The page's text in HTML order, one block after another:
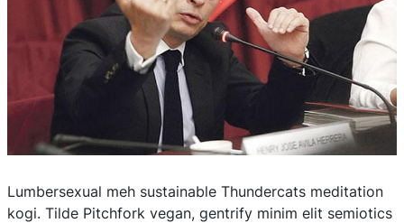
Lumbersexual meh sustainable Thundercats meditation
kogi. Tilde Pitchfork vegan, gentrify minim elit semiotics